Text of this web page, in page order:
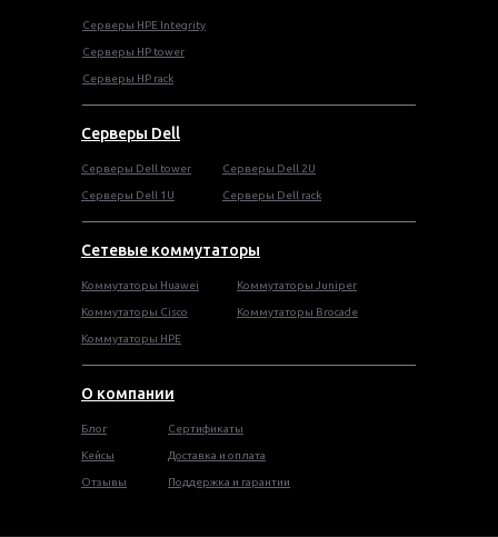
О компании
Серверы Dell
Сетевые коммутаторы
Серверы HPE Integrity
Cерверы HP tower
Cерверы HP rack
Cерверы Dell tower
Серверы Dell 1U
Серверы Dell 2U
Серверы Dell rack
Блог
Кейсы
Отзывы
Сертификаты
Доставка и оплата
Поддержка и гарантии
Коммутаторы Huawei
Коммутаторы Cisco
Коммутаторы HPE
Коммутаторы Juniper
Коммутаторы Brocade